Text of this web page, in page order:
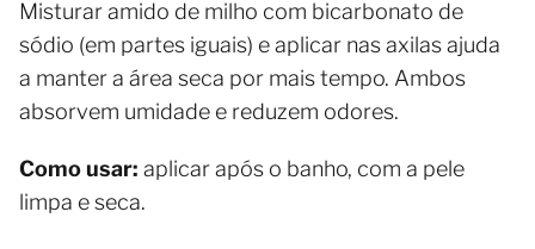
Misturar amido de milho com bicarbonato de
sódio (em partes iguais) e aplicar nas axilas ajuda
a manter a área seca por mais tempo. Ambos
absorvem umidade e reduzem odores.
Como usar: aplicar após o banho, com a pele
limpa e seca.